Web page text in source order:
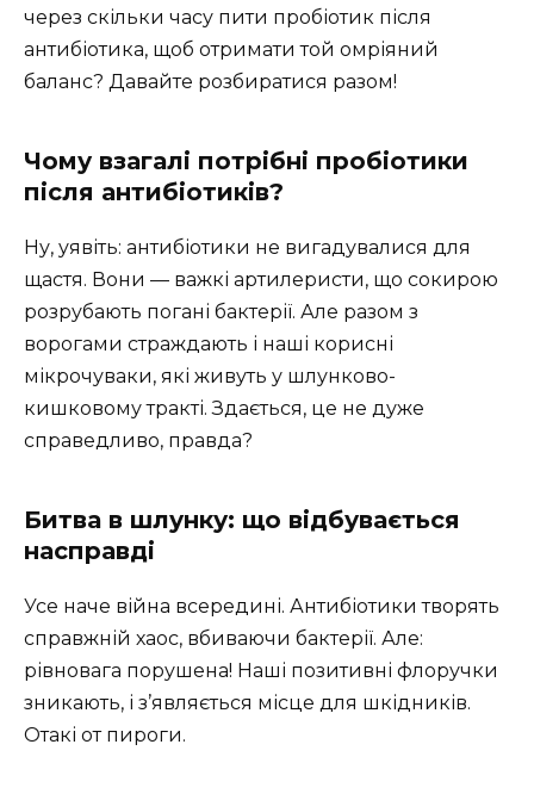
через скільки часу пити пробіотик після
антибіотика, щоб отримати той омріяний
баланс? Давайте розбиратися разом!
Чому взагалі потрібні пробіотики
після антибіотиків?
Ну, уявіть: антибіотики не вигадувалися для
щастя. Вони — важкі артилеристи, що сокирою
розрубають погані бактерії. Але разом з
ворогами страждають і наші корисні
мікрочуваки, які живуть у шлунково-
кишковому тракті. Здається, це не дуже
справедливо, правда?
Битва в шлунку: що відбувається
насправді
Усе наче війна всередині. Антибіотики творять
справжній хаос, вбиваючи бактерії. Але:
рівновага порушена! Наші позитивні флоручки
зникають, і з’являється місце для шкідників.
Отакі от пироги.